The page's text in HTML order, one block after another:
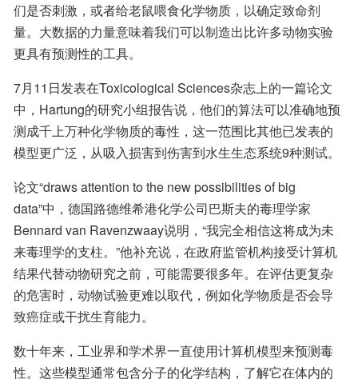
们是否刺激，或者给老鼠喂食化学物质，以确定致命剂
量。大数据的力量意味着我们可以制造出比许多动物实验
更具有预测性的工具。
7月11日发表在Toxicological Sciences杂志上的一篇论文
中，Hartung的研究小组报告说，他们的算法可以准确地预
测成千上万种化学物质的毒性，这一范围比其他已发表的
模型更广泛，从吸入损害到伤害到水生生态系统9种测试。
论文“draws attention to the new possibilities of big
data”中，德国路德维希港化学公司巴斯夫的毒理学家
Bennard van Ravenzwaay说明，“我完全相信这将成为未
来毒理学的支柱。”他补充说，在政府监管机构接受计算机
结果代替动物研究之前，可能需要很多年。在评估更复杂
的危害时，动物试验更难以取代，例如化学物质是否会导
致癌症或干扰生育能力。
数十年来，工业界和学术界一直使用计算机模型来预测毒
性。这些模型通常包含分子的化学结构，了解它在体内的